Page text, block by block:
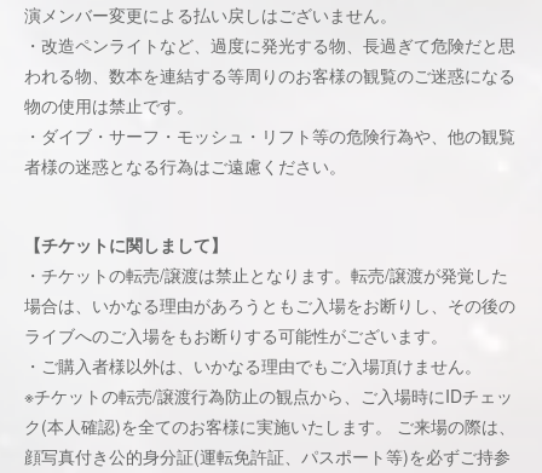
演メンバー変更による払い戻しはございません。
・改造ペンライトなど、過度に発光する物、長過ぎて危険だと思
われる物、数本を連結する等周りのお客様の観覧のご迷惑になる
物の使用は禁止です。
・ダイブ・サーフ・モッシュ・リフト等の危険行為や、他の観覧
者様の迷惑となる行為はご遠慮ください。
【チケットに関しまして】
・チケットの転売/譲渡は禁止となります。転売/譲渡が発覚した
場合は、いかなる理由があろうともご入場をお断りし、その後の
ライブへのご入場をもお断りする可能性がございます。
・ご購入者様以外は、いかなる理由でもご入場頂けません。
※チケットの転売/譲渡行為防止の観点から、ご入場時にIDチェッ
ク(本人確認)を全てのお客様に実施いたします。 ご来場の際は、
顔写真付き公的身分証(運転免許証、パスポート等)を必ずご持参